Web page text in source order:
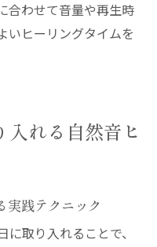
合わせて音量や再生時
いヒーリングタイムを
入れる自然音ヒ
実践テクニック
取り入れることで、